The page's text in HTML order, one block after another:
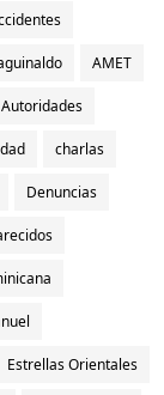
AMET
Autoridades
charlas
Denuncias
Estrellas Orientales